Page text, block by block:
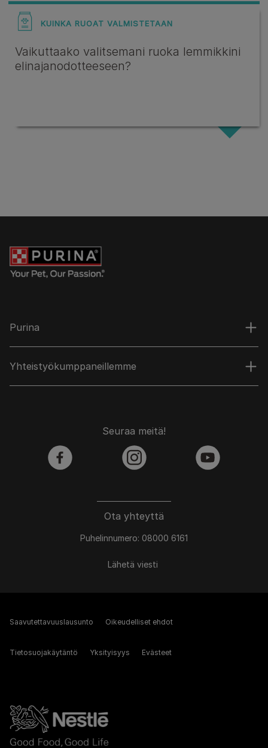
KUINKA RUOAT VALMISTETAAN
Vaikuttaako valitsemani ruoka lemmikkini
elinajanodotteeseen?
Purina
Yhteistyökumppaneillemme
Ota yhteyttä
Puhelinnumero: 08000 6161
Lähetä viesti
Seuraa meitä!
facebook instagram youtube
Saavutettavuuslausunto Oikeudelliset ehdot
Tietosuojakäytäntö Yksityisyys Evästeet